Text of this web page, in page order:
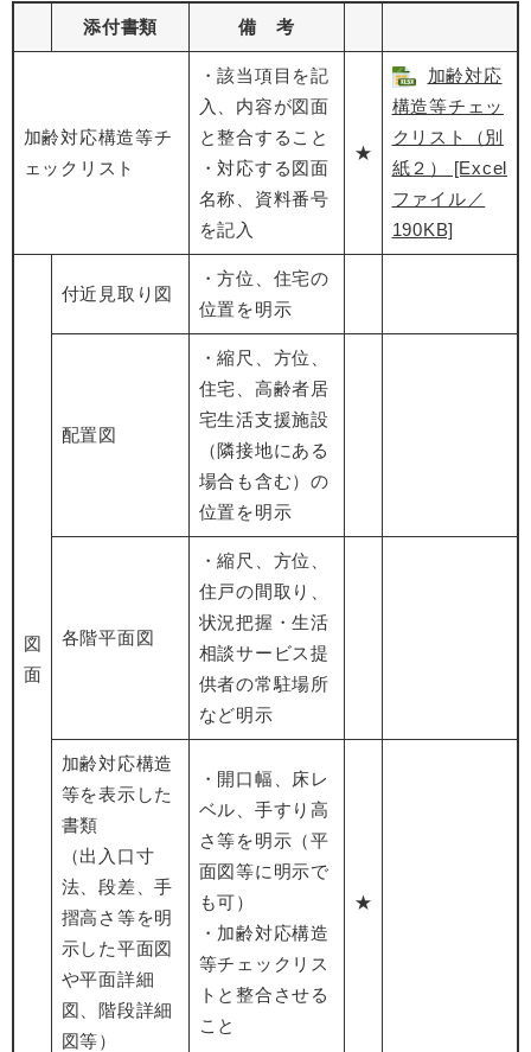
添付書類 備 考
加齢対応構造等チ
ェックリスト
・該当項目を記
入、内容が図面
と整合すること
・対応する図面
名称、資料番号
を記入
★
加齢対応
構造等チェッ
クリスト（別
紙２） [Excel
ファイル／
190KB]
図
面
付近見取り図
・方位、住宅の
位置を明示
配置図
・縮尺、方位、
住宅、高齢者居
宅生活支援施設
（隣接地にある
場合も含む）の
位置を明示
各階平面図
・縮尺、方位、
住戸の間取り、
状況把握・生活
相談サービス提
供者の常駐場所
など明示
加齢対応構造
等を表示した
書類
（出入口寸
法、段差、手
摺高さ等を明
示した平面図
や平面詳細
図、階段詳細
図等）
・開口幅、床レ
ベル、手すり高
さ等を明示（平
面図等に明示で
も可）
・加齢対応構造
等チェックリス
トと整合させる
こと
★